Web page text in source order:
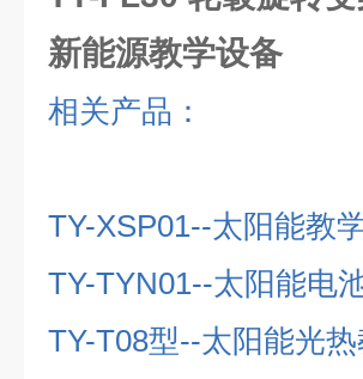
新能源教学设备
相关产品：
TY-XSP01--太阳能教
TY-TYN01--太阳能电
TY-T08型--太阳能光